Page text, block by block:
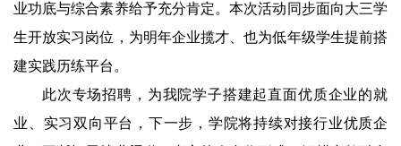
业功底与综合素养给予充分肯定。本次活动同步面向大三学
生开放实习岗位，为明年企业揽才、也为低年级学生提前搭
建实践历练平台。
此次专场招聘，为我院学子搭建起直面优质企业的就
业、实习双向平台，下一步，学院将持续对接行业优质企